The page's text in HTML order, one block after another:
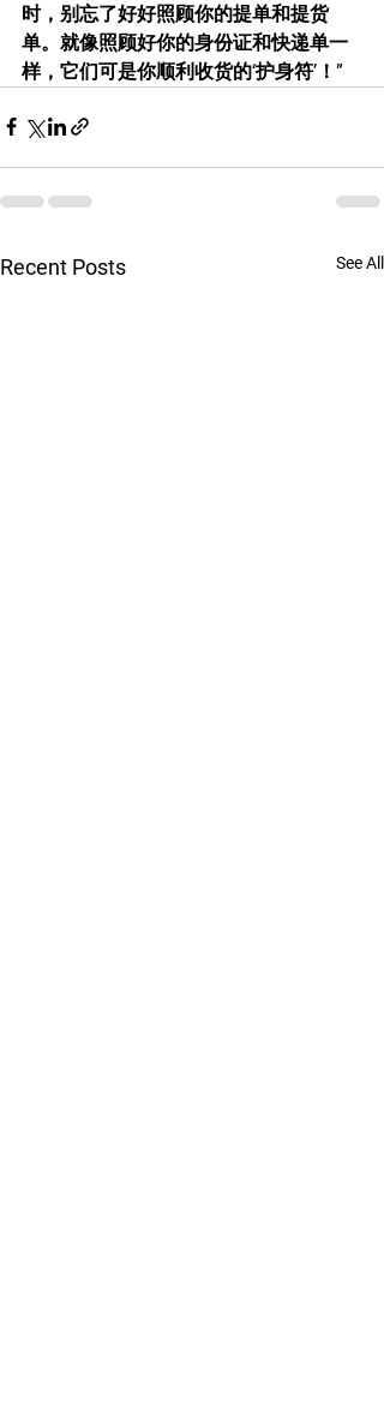
时，别忘了好好照顾你的提单和提货
单。就像照顾好你的身份证和快递单一
样，它们可是你顺利收货的‘护身符’！”
Recent Posts See All